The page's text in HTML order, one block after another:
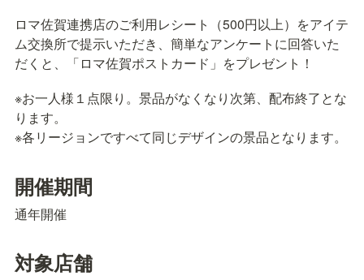
ロマ佐賀連携店のご利用レシート（500円以上）をアイテ
ム交換所で提示いただき、簡単なアンケートに回答いた
だくと、「ロマ佐賀ポストカード」をプレゼント！
※お一人様１点限り。景品がなくなり次第、配布終了とな
ります。
※各リージョンですべて同じデザインの景品となります。
開催期間
通年開催
対象店舗